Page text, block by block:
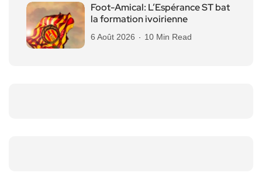
Foot-Amical: L’Espérance ST bat
la formation ivoirienne
6 Août 2026 10 Min Read